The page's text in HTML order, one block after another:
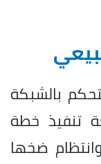
بالشبكة
تنفيذ خطة
ضخها